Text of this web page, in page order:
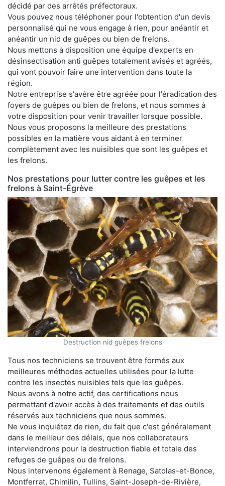
décidé par des arrêtés préfectoraux.
Vous pouvez nous téléphoner pour l'obtention d'un devis
personnalisé qui ne vous engage à rien, pour anéantir et
anéantir un nid de guêpes ou bien de frelons.
Nous mettons à disposition une équipe d'experts en
désinsectisation anti guêpes totalement avisés et agréés,
qui vont pouvoir faire une intervention dans toute la
région.
Notre entreprise s'avère être agréée pour l'éradication des
foyers de guêpes ou bien de frelons, et nous sommes à
votre disposition pour venir travailler lorsque possible.
Nous vous proposons la meilleure des prestations
possibles en la matière vous aidant à en terminer
complètement avec les nuisibles que sont les guêpes et
les frelons.
Nos prestations pour lutter contre les guêpes et les
frelons à Saint-Égrève
Destruction nid guêpes frelons
Tous nos techniciens se trouvent être formés aux
meilleures méthodes actuelles utilisées pour la lutte
contre les insectes nuisibles tels que les guêpes.
Nous avons à notre actif, des certifications nous
permettant d'avoir accès à des traitements et des outils
réservés aux techniciens que nous sommes.
Ne vous inquiétez de rien, du fait que c'est généralement
dans le meilleur des délais, que nos collaborateurs
interviendrons pour la destruction fiable et totale des
refuges de guêpes ou de frelons.
Nous intervenons également à Renage, Satolas-et-Bonce,
Montferrat, Chimilin, Tullins, Saint-Joseph-de-Rivière,